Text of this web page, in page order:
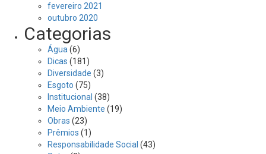
fevereiro 2021
outubro 2020
Categorias
Água (6)
Dicas (181)
Diversidade (3)
Esgoto (75)
Institucional (38)
Meio Ambiente (19)
Obras (23)
Prêmios (1)
Responsabilidade Social (43)